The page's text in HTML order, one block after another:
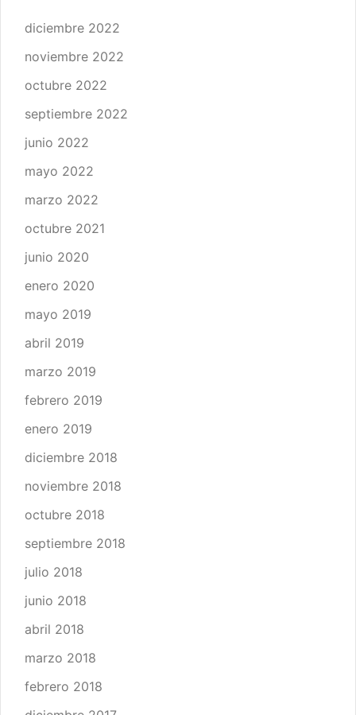
diciembre 2022
noviembre 2022
octubre 2022
septiembre 2022
junio 2022
mayo 2022
marzo 2022
octubre 2021
junio 2020
enero 2020
mayo 2019
abril 2019
marzo 2019
febrero 2019
enero 2019
diciembre 2018
noviembre 2018
octubre 2018
septiembre 2018
julio 2018
junio 2018
abril 2018
marzo 2018
febrero 2018